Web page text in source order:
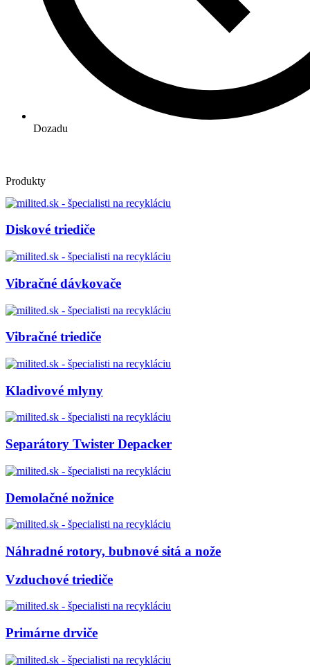
Dozadu
Produkty
Diskové triediče
Vibračné dávkovače
Vibračné triediče
Kladivové mlyny
Separátory Twister Depacker
Demolačné nožnice
Náhradné rotory, bubnové sitá a nože
Vzduchové triediče
Primárne drviče